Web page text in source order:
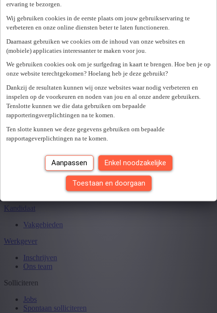
ervaring te bezorgen.
Wij gebruiken cookies in de eerste plaats om jouw gebruikservaring te
verbeteren en onze online diensten beter te laten functioneren.
Daarnaast gebruiken we cookies om de inhoud van onze websites en
(mobiele) applicaties interessanter te maken voor jou.
We gebruiken cookies ook om je surfgedrag in kaart te brengen. Hoe ben je op
onze website terechtgekomen? Hoelang heb je deze gebruikt?
Dankzij de resultaten kunnen wij onze websites waar nodig verbeteren en
inspelen op de voorkeuren en noden van jou en al onze andere gebruikers.
Tenslotte kunnen we die data gebruiken om bepaalde
rapporteringsverplichtingen na te komen.
Ten slotte kunnen we deze gegevens gebruiken om bepaalde
rapportageverplichtingen na te komen.
Aanpassen Enkel noodzakelijke
Toestaan en doorgaan
Postcode of gemeente
Zoek vacatures
Mijn gekozen filters
Wis alle filters
Opnieuw aanmelden.
Er is een fout opgetreden. Gelieve later opnieuw te proberen.
Sluiten
Je hebt0van0jobs gezien.
Kandidaat
Vakgebieden
Werkgever
Inschrijven
Ons team
Solliciteren
Jobs
Spontaan solliciteren